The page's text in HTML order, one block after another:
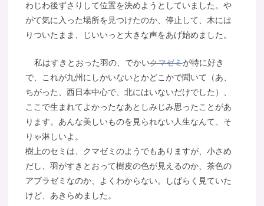
わじわ後ずさりして位置を決めようとしていました。や
がて気に入った場所を見つけたのか、停止して、木には
りついたまま、じいいっと大きな声をあげ始めました。
私はすきとおった羽の、でかいクマゼミが特に好き
で、これが九州にしかいないとかどこかで聞いて（あ、
ちがった、西日本中心で、北にはいないだけでした）、
ここで生まれてよかったなあとしみじみ思ったことがあ
ります。あんな美しいものを見られない人生なんて、そ
りゃ淋しいよ。
樹上のセミは、クマゼミのようでもありますが、小さめ
だし、羽がすきとおって樹皮の色が見えるのか、茶色の
アブラゼミなのか、よくわからない。しばらく見ていた
けど、あきらめました。